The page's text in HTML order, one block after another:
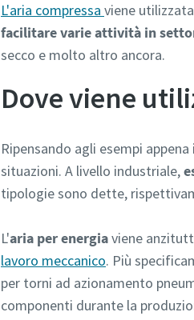
L'aria compressa viene
facilitare varie attività in
secco e molto altro ancora.
Dove viene
Ripensando agli esempi
situazioni. A livello industriale,
tipologie sono dette,
L'aria per energiaviene
lavoro meccanico. Più
per torni ad azionamento
componenti durante la